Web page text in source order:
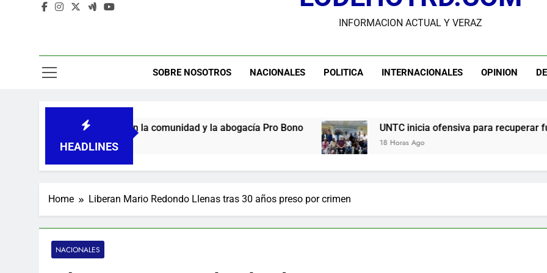
Guanin reconoce a Lora & Asociados por su compromiso
Star Sport desarrolla en Santiago la sexta jornada sobre
INFORMACION ACTUAL Y VERAZ
SOBRE NOSOTROS NACIONALES POLITICA INTERNACIONALES OPINION
HEADLINES
con la comunidad y la abogacía Pro Bono UNTC inicia ofensiva para recuperar fuerza gremial y
18 Horas Ago
Home Liberan Mario Redondo Llenas tras 30 años preso por crimen
NACIONALES